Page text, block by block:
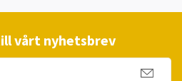
vårt nyhetsbrev